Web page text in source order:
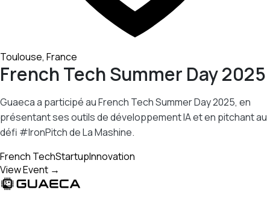
Toulouse, France
French Tech Summer Day 2025
Guaeca a participé au French Tech Summer Day 2025, en
présentant ses outils de développement IA et en pitchant au
défi #IronPitch de La Mashine.
French TechStartupInnovation
View Event →